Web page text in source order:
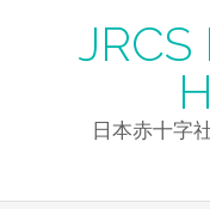
日本赤十字